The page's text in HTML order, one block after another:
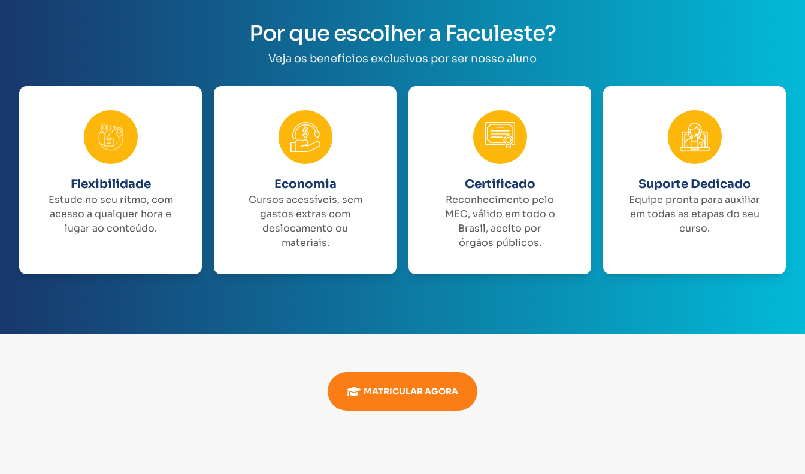
Por que escolher a Faculeste?
Veja os benefícios exclusivos por ser nosso aluno
Flexibilidade
Estude no seu ritmo, com
acesso a qualquer hora e
lugar ao conteúdo.
Economia
Cursos acessíveis, sem
gastos extras com
deslocamento ou
materiais.
Certificado
Reconhecimento pelo
MEC, válido em todo o
Brasil, aceito por
órgãos públicos.
Suporte Dedicado
Equipe pronta para auxiliar
em todas as etapas do seu
curso.
MATRICULAR AGORA